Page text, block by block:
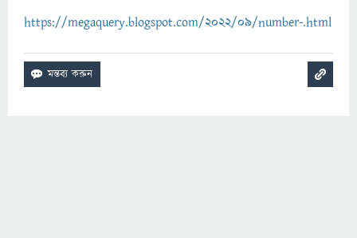
https://megaquery.blogspot.com/2022/09/number-.html